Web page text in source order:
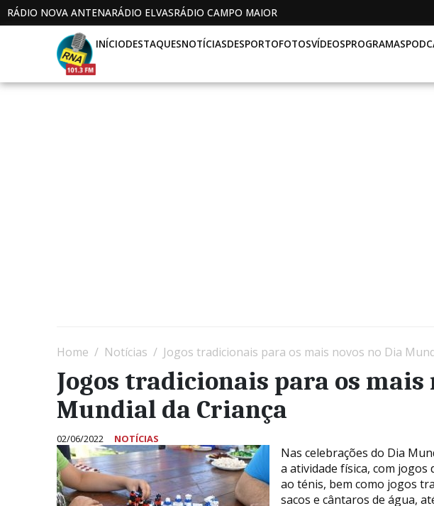
RÁDIO NOVA ANTENARÁDIO ELVASRÁDIO CAMPO MAIOR
INÍCIODESTAQUESNOTÍCIASDESPORTOFOTOSVÍDEOSPROGRAMAS
Home Notícias Jogos tradicionais para os mais novos no Dia
Jogos tradicionais para os mais
Mundial da Criança
02/06/2022 NOTÍCIAS
Nas celebrações do Dia
a atividade física, com
ao ténis, bem como jogos
sacos e cântaros de água,